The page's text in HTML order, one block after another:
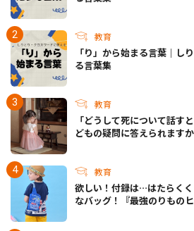
教育
「り」から始まる言葉｜し
る言葉集
教育
「どうして死について話す
どもの疑問に答えられます
教育
欲しい！付録は…はたらく
なバッグ！『最強のりもの